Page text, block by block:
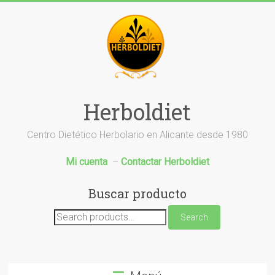
Herboldiet
Centro Dietético Herbolario en Alicante desde 1980
Mi cuenta – Contactar Herboldiet
Buscar producto
Search
for:
Search